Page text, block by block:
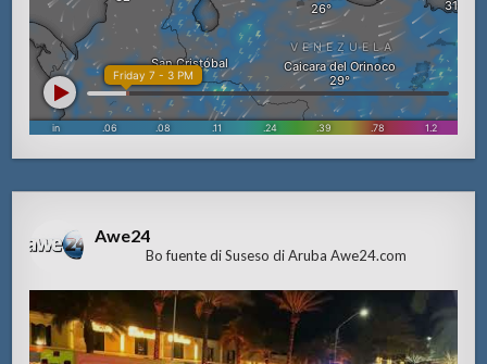
Awe24
Bo fuente di Suseso di Aruba Awe24.com